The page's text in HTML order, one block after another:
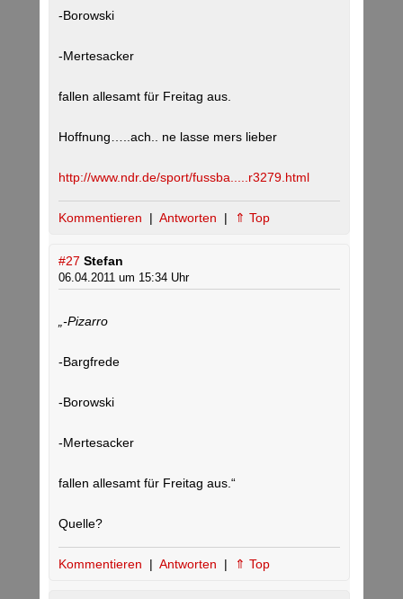
-Borowski
-Mertesacker
fallen allesamt für Freitag aus.
Hoffnung…..ach.. ne lasse mers lieber
http://www.ndr.de/sport/fussba.....r3279.html
Kommentieren | Antworten | ⇑ Top
#27 Stefan
06.04.2011 um 15:34 Uhr
„-Pizarro
-Bargfrede
-Borowski
-Mertesacker
fallen allesamt für Freitag aus.“
Quelle?
Kommentieren | Antworten | ⇑ Top